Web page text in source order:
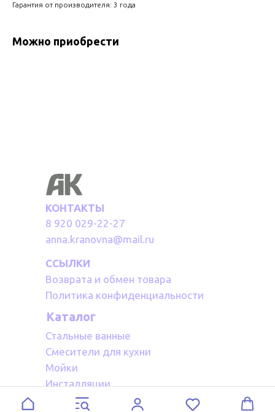
Гарантия от производителя: 3 года
Можно приобрести
КОНТАКТЫ
8 920 029-22-27
anna.kranovna@mail.ru
ССЫЛКИ
Возврата и обмен товара
Политика конфиденциальности
Каталог
Стальные ванные
Смесители для кухни
Мойки
Инсталляции
Акриловые ванные